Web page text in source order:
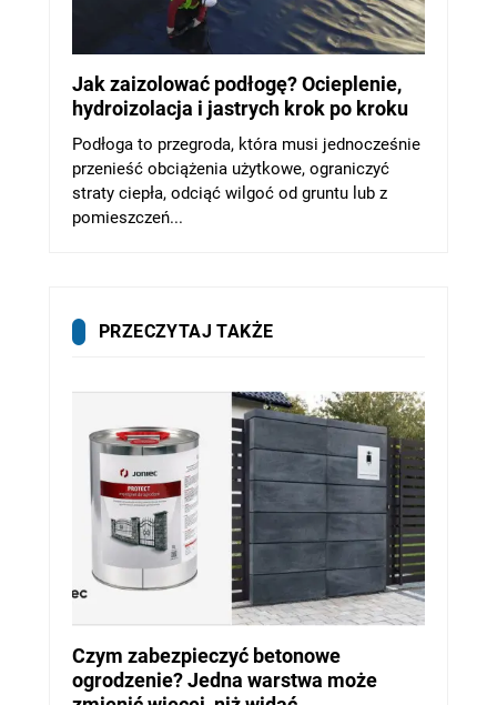
Jak zaizolować podłogę? Ocieplenie,
hydroizolacja i jastrych krok po kroku
Podłoga to przegroda, która musi jednocześnie
przenieść obciążenia użytkowe, ograniczyć
straty ciepła, odciąć wilgoć od gruntu lub z
pomieszczeń...
PRZECZYTAJ TAKŻE
Czym zabezpieczyć betonowe
ogrodzenie? Jedna warstwa może